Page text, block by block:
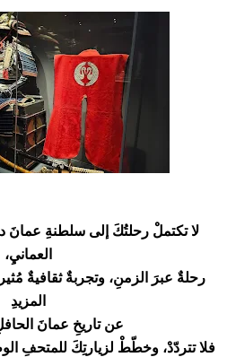
لا تكتملْ رحلتُكَ إلى سلطنةِ عمانَ
العمانيِ،
رحلةٌ عبرَ الزمنِ، وتجربةٌ ثقافيةٌ
المزيدِ
عن تاريخِ عمانَ
فلا تتردّدْ، وخطّطْ لزيارتِكَ للمتحفِ